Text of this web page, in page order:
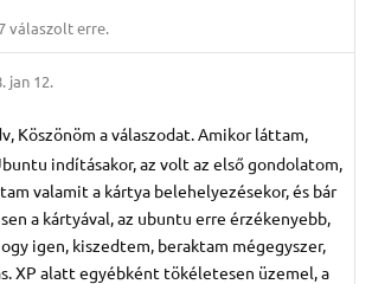
válaszolt erre.
jan 12.
Köszönöm a válaszodat. Amikor láttam,
indításakor, az volt az első gondolatom,
valamit a kártya belehelyezésekor, és bár
a kártyával, az ubuntu erre érzékenyebb,
igen, kiszedtem, beraktam mégegyszer,
XP alatt egyébként tökéletesen üzemel, a